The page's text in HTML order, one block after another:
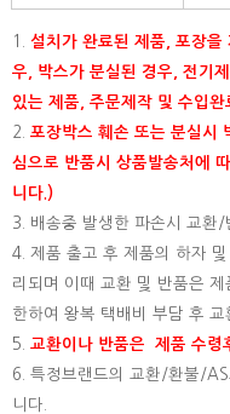
1. 설치가 완료된 제품, 포장을
우, 박스가 분실된 경우, 전기
있는 제품, 주문제작 및 수입
2. 포장박스 훼손 또는 분실시
심으로 반품시 상품발송처에
니다.)
3. 배송중 발생한 파손시 교환/
4. 제품 출고 후 제품의 하자
리되며 이때 교환 및 반품은
한하여 왕복 택배비 부담 후 교
5. 교환이나 반품은 제품 수령
6. 특정브랜드의 교환/환불/
니다.